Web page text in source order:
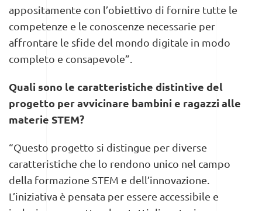
appositamente con l’obiettivo di fornire tutte le
competenze e le conoscenze necessarie per
affrontare le sfide del mondo digitale in modo
completo e consapevole”.
Quali sono le caratteristiche distintive del
progetto per avvicinare bambini e ragazzi alle
materie STEM?
“Questo progetto si distingue per diverse
caratteristiche che lo rendono unico nel campo
della formazione STEM e dell’innovazione.
L’iniziativa è pensata per essere accessibile e